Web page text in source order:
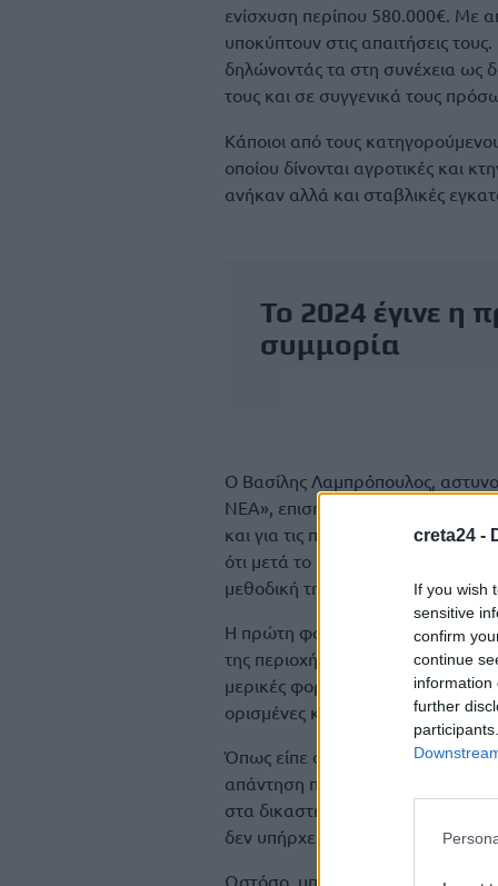
creta24 -
If you wish
sensitive
confirm
continue
information
further
ενίσχυση περίπου 580.000€. Με
υποκύπτουν στις απαιτήσεις
δηλώνοντάς τα στη συνέχεια ως
τους και σε συγγενικά τους
Κάποιοι από τους
οποίου δίνονται αγροτικές και
ανήκαν αλλά και σταβλικές
Το 2024 έγινε η
συμμορία
Ο Βασίλης Λαμπρόπουλος,
ΝΕΑ», επισήμανε στην εκπομπή
και για τις ποινικές τους
ότι μετά το 2022, διέβλεψαν την
μεθοδική τη δράση τους.
Η πρώτη φορά που η αστυνομία
της περιοχής, θύματα αυτής της
μερικές φορές υπήρχαν και
ορισμένες καταστροφές.
Όπως είπε ο αστυνομικός
απάντηση ποιος τους απειλεί ή
στα δικαστήρια, υπήρχαν
δεν υπήρχε καταδίκη.
Ωστόσο, υπήρχε εκτεταμένη